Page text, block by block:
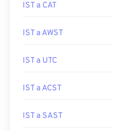
IST a CAT
IST a AWST
IST a UTC
IST a ACST
IST a SAST